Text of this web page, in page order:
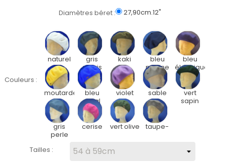
Diamètres béret : 27,90cm.12"
Couleurs :
naturel
gris
souris
kaki
bleu
marine
bleu
électrique
moutarde
bleu
royal
violet sable
vert
sapin
gris
perle
cerise vert olive taupe-
Tailles :